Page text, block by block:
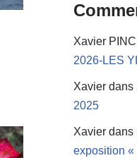
Xavier
2026-LES
Xavier dans
2025
Xavier dans
exposition «